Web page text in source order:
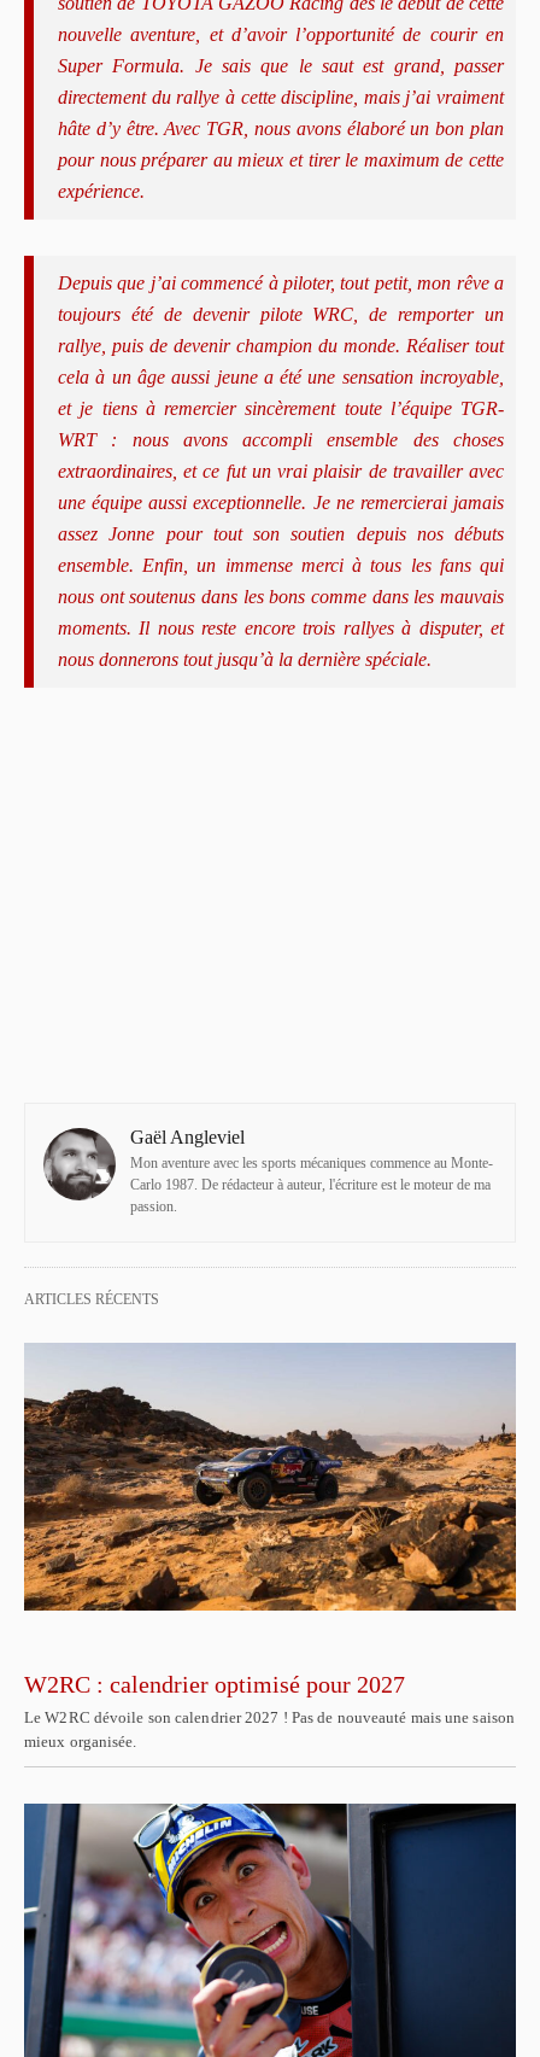
nouvelle aventure, et d’avoir l’opportunité de courir en
Super Formula. Je sais que le saut est grand, passer
directement du rallye à cette discipline, mais j’ai vraiment
hâte d’y être. Avec TGR, nous avons élaboré un bon plan
pour nous préparer au mieux et tirer le maximum de cette
expérience.
Depuis que j’ai commencé à piloter, tout petit, mon rêve a
toujours été de devenir pilote WRC, de remporter un
rallye, puis de devenir champion du monde. Réaliser tout
cela à un âge aussi jeune a été une sensation incroyable,
et je tiens à remercier sincèrement toute l’équipe TGR-
WRT : nous avons accompli ensemble des choses
extraordinaires, et ce fut un vrai plaisir de travailler avec
une équipe aussi exceptionnelle. Je ne remercierai jamais
assez Jonne pour tout son soutien depuis nos débuts
ensemble. Enfin, un immense merci à tous les fans qui
nous ont soutenus dans les bons comme dans les mauvais
moments. Il nous reste encore trois rallyes à disputer, et
nous donnerons tout jusqu’à la dernière spéciale.
Gaël Angleviel
Mon aventure avec les sports mécaniques commence au Monte-
Carlo 1987. De rédacteur à auteur, l'écriture est le moteur de ma
passion.
ARTICLES RÉCENTS
W2RC : calendrier optimisé pour 2027
Le W2RC dévoile son calendrier 2027 ! Pas de nouveauté mais une saison
mieux organisée.